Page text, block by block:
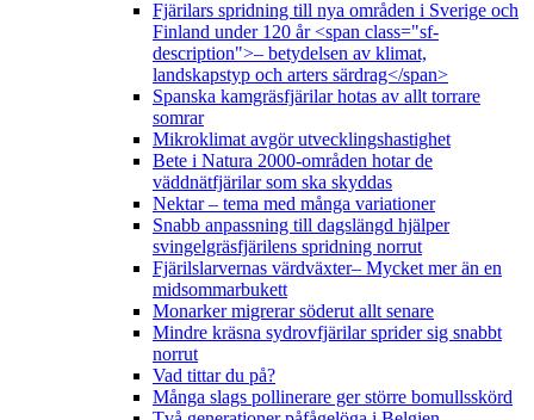
Fjärilars spridning till nya områden i Sverige och
Finland under 120 år <span class="sf-
description">– betydelsen av klimat,
landskapstyp och arters särdrag</span>
Spanska kamgräsfjärilar hotas av allt torrare
somrar
Mikroklimat avgör utvecklingshastighet
Bete i Natura 2000-områden hotar de
väddnätfjärilar som ska skyddas
Nektar – tema med många variationer
Snabb anpassning till dagslängd hjälper
svingelgräsfjärilens spridning norrut
Fjärilslarvernas värdväxter– Mycket mer än en
midsommarbukett
Monarker migrerar söderut allt senare
Mindre kräsna sydrovfjärilar sprider sig snabbt
norrut
Vad tittar du på?
Många slags pollinerare ger större bomullsskörd